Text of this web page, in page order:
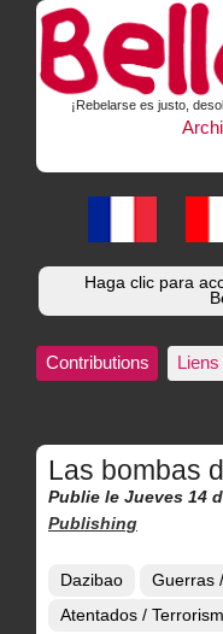
¡Rebelarse es justo,
Haga clic para
Contributions Liens
Las bombas
Publie le Jueves 14
Publishing
Dazibao
Guerras
Atentados /